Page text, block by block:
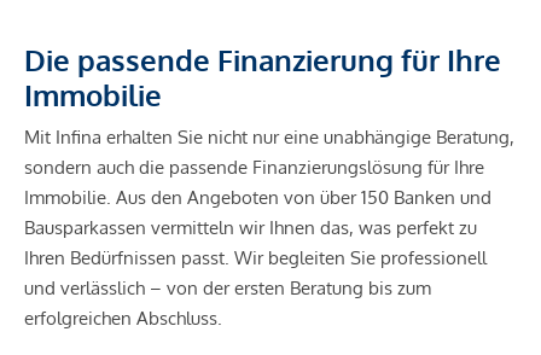
Die passende Finanzierung für Ihre
Immobilie
Mit Infina erhalten Sie nicht nur eine unabhängige Beratung,
sondern auch die passende Finanzierungslösung für Ihre
Immobilie. Aus den Angeboten von über 150 Banken und
Bausparkassen vermitteln wir Ihnen das, was perfekt zu
Ihren Bedürfnissen passt. Wir begleiten Sie professionell
und verlässlich – von der ersten Beratung bis zum
erfolgreichen Abschluss.